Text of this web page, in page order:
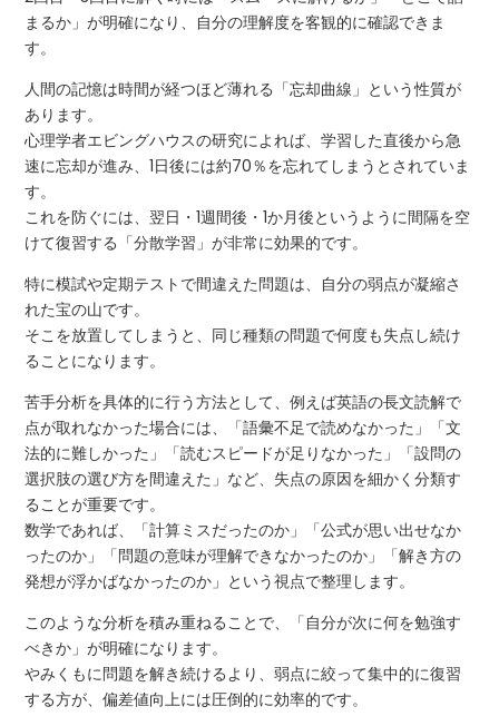
まるか」が明確になり、自分の理解度を客観的に確認できま
す。
人間の記憶は時間が経つほど薄れる「忘却曲線」という性質が
あります。
心理学者エビングハウスの研究によれば、学習した直後から急
速に忘却が進み、1日後には約70％を忘れてしまうとされていま
す。
これを防ぐには、翌日・1週間後・1か月後というように間隔を空
けて復習する「分散学習」が非常に効果的です。
特に模試や定期テストで間違えた問題は、自分の弱点が凝縮さ
れた宝の山です。
そこを放置してしまうと、同じ種類の問題で何度も失点し続け
ることになります。
苦手分析を具体的に行う方法として、例えば英語の長文読解で
点が取れなかった場合には、「語彙不足で読めなかった」「文
法的に難しかった」「読むスピードが足りなかった」「設問の
選択肢の選び方を間違えた」など、失点の原因を細かく分類す
ることが重要です。
数学であれば、「計算ミスだったのか」「公式が思い出せなか
ったのか」「問題の意味が理解できなかったのか」「解き方の
発想が浮かばなかったのか」という視点で整理します。
このような分析を積み重ねることで、「自分が次に何を勉強す
べきか」が明確になります。
やみくもに問題を解き続けるより、弱点に絞って集中的に復習
する方が、偏差値向上には圧倒的に効率的です。